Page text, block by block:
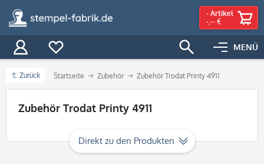
MENÜ
- Artikel
-,-- €
Zurück Startseite Zubehör Zubehör Trodat Printy 4911
Filter
Zubehör Trodat Printy 4911
Direkt zu den Produkten